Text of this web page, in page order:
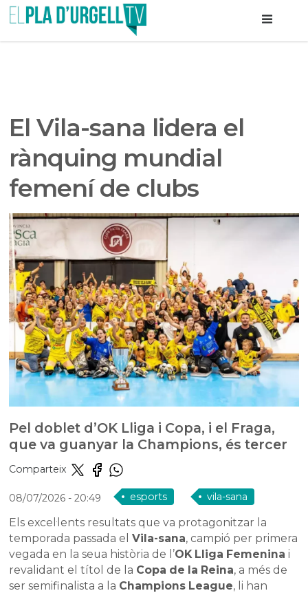
El Vila-sana lidera el
rànquing mundial
femení de clubs
Pel doblet d’OK Lliga i Copa, i el Fraga,
que va guanyar la Champions, és tercer
Comparteix
08/07/2026- 20:49 esports vila-sana
Els excel·lents resultats que va protagonitzar la
temporada passada elVila-sana, campió per primera
vegada en la seua història de l’OK Lliga Femenina i
revalidant el títol de la Copa de la Reina, a més de
ser semifinalista a la Champions League, li han